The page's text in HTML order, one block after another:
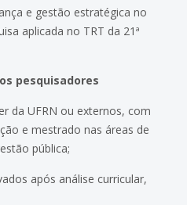
e gestão estratégica no
aplicada no TRT da 21ª
pesquisadores
da UFRN ou externos, com
e mestrado nas áreas de
pública;
após análise curricular,